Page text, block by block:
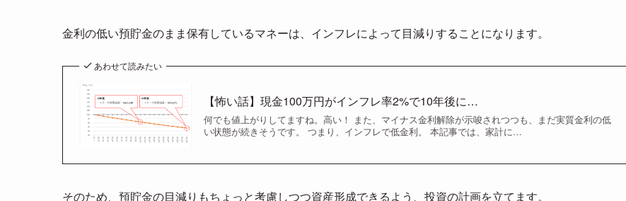
金利の低い預貯金のまま保有しているマネーは、インフレによって目減りすることになります。
あわせて読みたい
【怖い話】現金100万円がインフレ率2%で10年後に…
何でも値上がりしてますね。高い！ また、マイナス金利解除が示唆されつつも、まだ実質金利の低
い状態が続きそうです。 つまり、インフレで低金利。 本記事では、家計に…
そのため、預貯金の目減りもちょっと考慮しつつ資産形成できるよう、投資の計画を立てます。